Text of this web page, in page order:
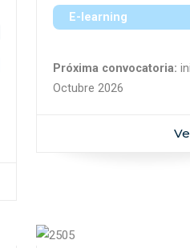
E-learning
Próxima convocatoria:
Octubre 2026